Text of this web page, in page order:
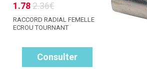
1.782.36€
RACCORD RADIAL FEMELLE
ECROU TOURNANT
Consulter